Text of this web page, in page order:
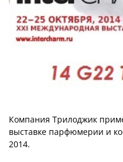
Компания Трилоджик
выставке парфюмерии и
2014.